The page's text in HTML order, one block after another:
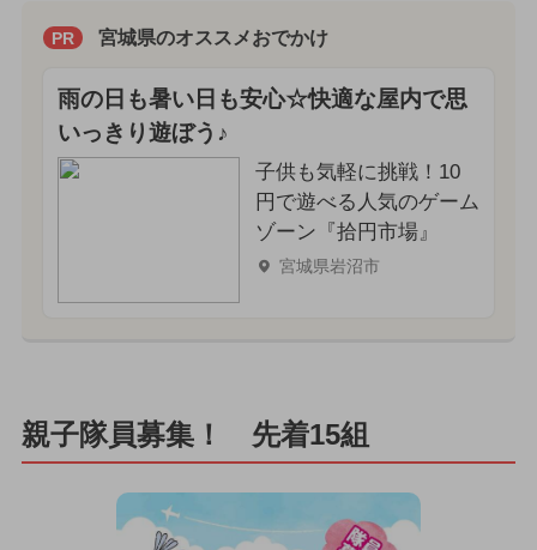
PR 宮城県のオススメおでかけ
雨の日も暑い日も安心☆快適な屋内で思
いっきり遊ぼう♪
子供も気軽に挑戦！10
円で遊べる人気のゲーム
ゾーン『拾円市場』
宮城県岩沼市
親子隊員募集！ 先着15組